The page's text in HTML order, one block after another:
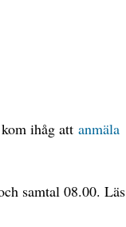
kom ihåg attanmäla
samtal 08.00. Läs